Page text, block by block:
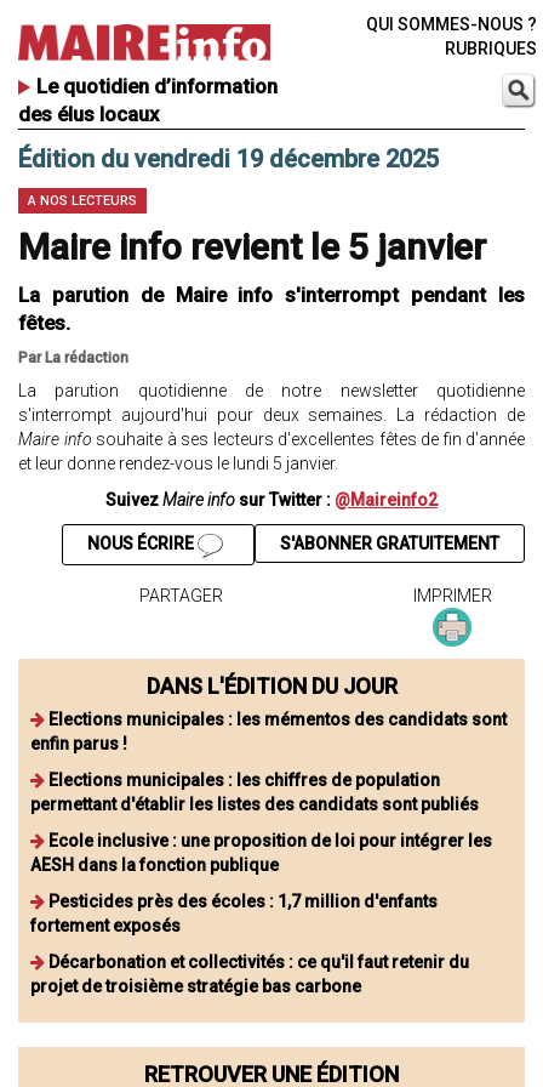
Le quotidien d’information
des élus locaux
QUI SOMMES-NOUS ?
RUBRIQUES
Édition du vendredi 19 décembre 2025
A NOS LECTEURS
Maire info revient le 5 janvier
La parution de Maire info s'interrompt pendant les
fêtes.
Par La rédaction
La parution quotidienne de notre newsletter quotidienne
s'interrompt aujourd'hui pour deux semaines. La rédaction de
Maire info souhaite à ses lecteurs d'excellentes fêtes de fin d'année
et leur donne rendez-vous le lundi 5 janvier.
SuivezMaire info sur Twitter : @Maireinfo2
S'ABONNER GRATUITEMENT
NOUS ÉCRIRE
PARTAGER IMPRIMER
DANS L'ÉDITION DU JOUR
Elections municipales : les mémentos des candidats sont
enfin parus !
Elections municipales : les chiffres de population
permettant d'établir les listes des candidats sont publiés
Ecole inclusive : une proposition de loi pour intégrer les
AESH dans la fonction publique
Pesticides près des écoles : 1,7 million d'enfants
fortement exposés
Décarbonation et collectivités : ce qu'il faut retenir du
projet de troisième stratégie bas carbone
RETROUVER UNE ÉDITION